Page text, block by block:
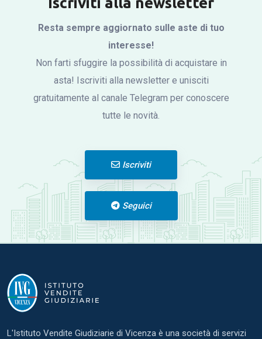
Resta sempre aggiornato sulle aste di tuo
interesse!
Non farti sfuggire la possibilità di acquistare in
asta! Iscriviti alla newsletter e unisciti
gratuitamente al canale Telegram per conoscere
tutte le novità.
Iscriviti
Seguici
L'Istituto Vendite Giudiziarie di Vicenza è una società di servizi